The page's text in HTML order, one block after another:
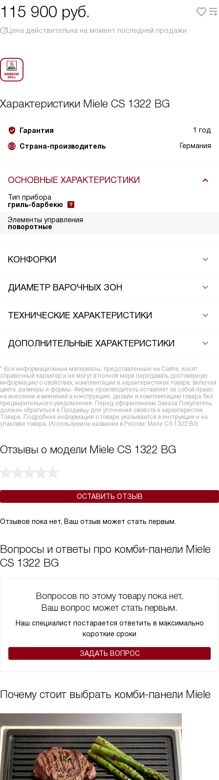
115 900 руб.
Цена действительна на момент последней продажи
Характеристики Miele CS 1322 BG
Гарантия 1 год
Страна-производитель Германия
ОСНОВНЫЕ ХАРАКТЕРИСТИКИ
Тип прибора
гриль-барбекю
Элементы управления
поворотные
КОНФОРКИ
ДИАМЕТР ВАРОЧНЫХ ЗОН
ТЕХНИЧЕСКИЕ ХАРАКТЕРИСТИКИ
ДОПОЛНИТЕЛЬНЫЕ ХАРАКТЕРИСТИКИ
* Все информационные материалы, представленные на Сайте, носят
справочный характер и не могут в полной мере передавать достоверную
информацию о свойствах, комплектации и характеристиках товара, включая
цвета, размеры и формы. Фирма-производитель оставляет за собой право
на внесение изменений в конструкцию, дизайн и комплектацию товара без
предварительного уведомления. Перед оформлением Заказа Покупатель
должен обратиться к Продавцу для уточнения свойств и характеристик
Товара. Подробная информация о товаре указывается в инструкции и на
упаковке товара. Используемое название в России: Миле CS 1322 BG
Отзывы о модели Miele CS 1322 BG
ОСТАВИТЬ ОТЗЫВ
Отзывов пока нет, Ваш отзыв может стать первым.
Вопросы и ответы про комби-панели Miele
CS 1322 BG
Вопросов по этому товару пока нет,
Ваш вопрос может стать первым.
Наш специалист постарается ответить в максимально
короткие сроки
ЗАДАТЬ ВОПРОС
Почему стоит выбрать комби-панели Miele